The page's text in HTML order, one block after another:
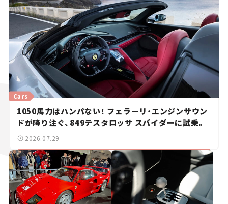
Cars
1050馬力はハンパない！ フェラーリ・エンジンサウン
ドが降り注ぐ、849テスタロッサ スパイダーに試乗。
2026.07.29